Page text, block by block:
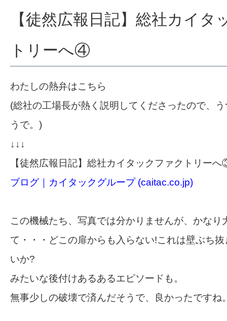
【徒然広報日記】総社カイタ
トリーへ④
わたしの熱弁はこちら
(総社の工場長が熱く説明してくださったので、
うで。)
↓↓↓
【徒然広報日記】総社カイタックファクトリー
ブログ｜カイタックグループ (caitac.co.jp)
この機械たち、写真では分かりませんが、かなり
て・・・どこの扉からも入らない!これは壁ぶち
いか?
みたいな後付けあるあるエピソードも。
無事少しの破壊で済んだそうで、良かったですね